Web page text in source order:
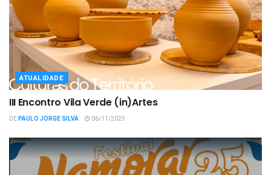
ATUALIDADE
III Encontro Vila Verde (in)Artes
DEPAULO JORGE SILVA 06/11/2025